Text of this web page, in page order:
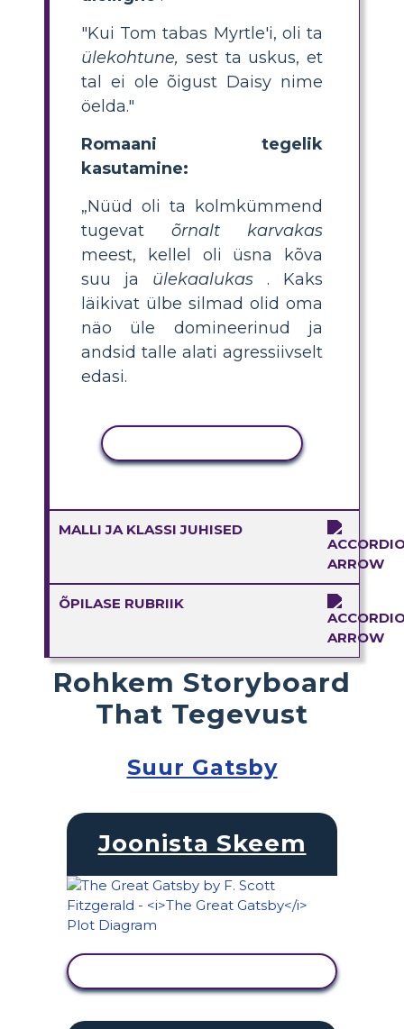
"Kui Tom tabas Myrtle'i, oli ta
ülekohtune, sest ta uskus, et
tal ei ole õigust Daisy nime
öelda."
Romaani tegelik
kasutamine:
„Nüüd oli ta kolmkümmend
tugevat õrnalt karvakas
meest, kellel oli üsna kõva
suu ja ülekaalukas . Kaks
läikivat ülbe silmad olid oma
näo üle domineerinud ja
andsid talle alati agressiivselt
edasi.
MALLI JA KLASSI JUHISED
ÕPILASE RUBRIIK
Rohkem Storyboard
That Tegevust
Suur Gatsby
Joonista Skeem